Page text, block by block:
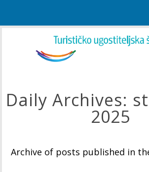
Daily Archives:
2025
Archive of posts published in